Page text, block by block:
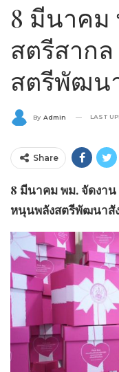
8 มีนาคม
สตรีสาก
สตรีพัฒน
By Admin LAST
Share
8 มีนาคม พม. จัดงาน
หนุนพลังสตรีพัฒนาสั